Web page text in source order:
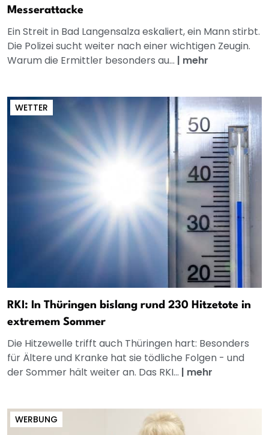
Messerattacke
Ein Streit in Bad Langensalza eskaliert, ein Mann stirbt.
Die Polizei sucht weiter nach einer wichtigen Zeugin.
Warum die Ermittler besonders au... | mehr
WETTER
RKI: In Thüringen bislang rund 230 Hitzetote in
extremem Sommer
Die Hitzewelle trifft auch Thüringen hart: Besonders
für Ältere und Kranke hat sie tödliche Folgen - und
der Sommer hält weiter an. Das RKI... | mehr
WERBUNG